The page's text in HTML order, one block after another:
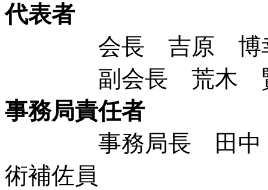
代表者
会長 吉原 博幸
副会長 荒木 賢
事務局責任者
事務局長 田中
術補佐員